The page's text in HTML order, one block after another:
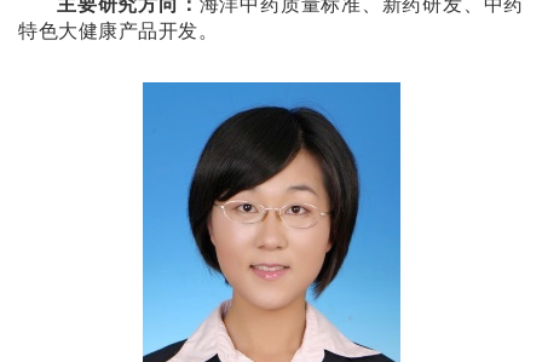
特色大健康产品开发。